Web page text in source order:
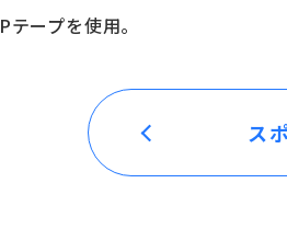
ープを使用。
ス